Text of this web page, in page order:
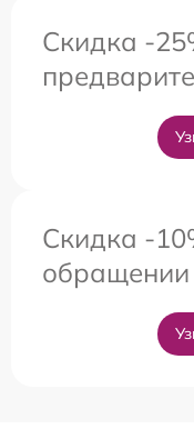
Скидка -
Скидка -
обращении